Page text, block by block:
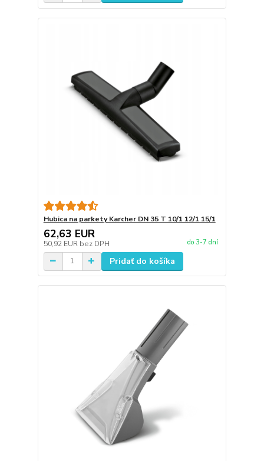
Hubica na parkety Karcher DN 35 T 10/1 12/1 15/1
62,63 EUR
50,92 EUR bez DPH do 3-7 dní
Pridať do košíka